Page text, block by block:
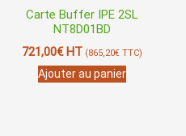
Carte Buffer IPE 2SL
NT8D01BD
721,00€HT (865,20€TTC)
Ajouter au panier